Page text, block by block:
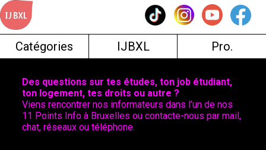
Skip
to
content
Catégories IJBXL Pro.
Des questions sur tes études, ton job étudiant,
ton logement, tes droits ou autre ?
Viens rencontrer nos informateurs dans l’un de nos
11 Points Info à Bruxelles ou contacte-nous par mail,
chat, réseaux ou téléphone.